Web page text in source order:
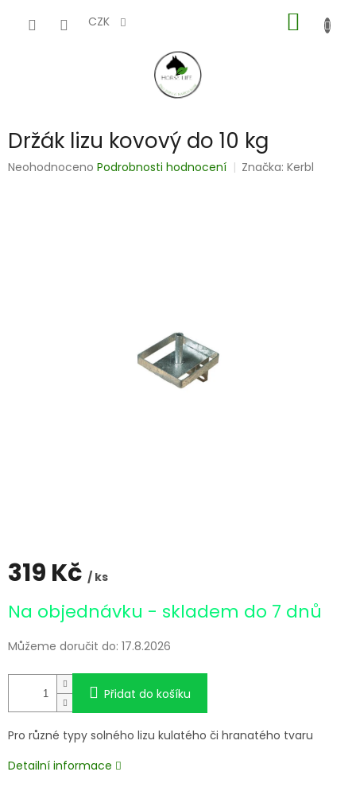
CZK
KOŠÍK
Držák lizu kovový do 10 kg
Průměrné
Neohodnoceno Podrobnosti hodnocení Značka:Kerbl
319 Kč / ks
cena:
Na objednávku - skladem do 7 dnů
Můžeme doručit do: 17.8.2026
Přidat do košíku
Pro různé typy solného lizu kulatého či hranatého tvaru
Detailní informace